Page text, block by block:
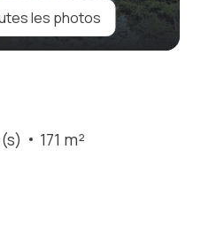
les photos
171 m²